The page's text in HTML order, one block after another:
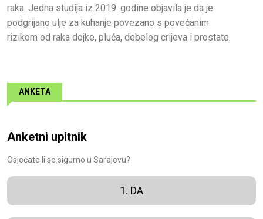
raka. Jedna studija iz 2019. godine objavila je da je
podgrijano ulje za kuhanje povezano s povećanim
rizikom od raka dojke, pluća, debelog crijeva i prostate.
ANKETA
Anketni upitnik
Osjećate li se sigurno u Sarajevu?
1. DA